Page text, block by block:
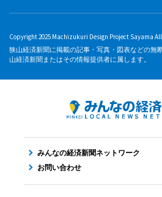
Copyright 2025 Machizukuri Design Project Sayama
狭山経済新聞に掲載の記事・写真・図表などの無
山経済新聞またはその情報提供者に属します。
みんなの経済新聞ネットワーク
お問い合わせ